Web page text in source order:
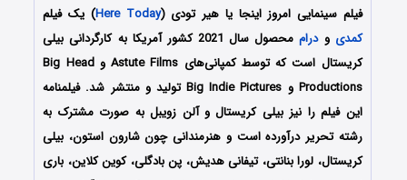
فیلم سینمایی امروز اینجا یا هیر تودی (Here Today) یک فیلم
کمدی ودرام
محصول سال 2021 کشور آمریکا به کارگردانی بیلی
کریستال است که توسط کمپانی‌های Astute Films و Big Head
Productions و Big Indie Pictures تولید و منتشر شد. فیلمنامه
این فیلم را نیز بیلی کریستال و آلن زویبل به صورت مشترک به
رشته تحریر درآورده است و هنرمندانی چون شارون استون، بیلی
کریستال، لورا بنانتی، تیفانی هدیش، پن بادگلی، کوین کلاین، باری